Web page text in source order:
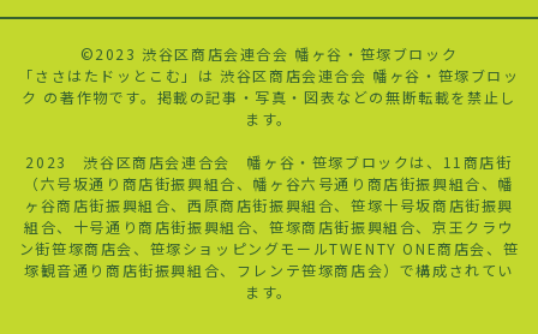
©2023 渋谷区商店会連合会 幡ヶ谷・笹塚ブロック
「ささはたドッとこむ」は 渋谷区商店会連合会 幡ヶ谷・笹塚ブロッ
ク の著作物です。掲載の記事・写真・図表などの無断転載を禁止し
ます。
2023 渋谷区商店会連合会 幡ヶ谷・笹塚ブロックは、11商店街
（六号坂通り商店街振興組合、幡ヶ谷六号通り商店街振興組合、幡
ヶ谷商店街振興組合、西原商店街振興組合、 笹塚十号坂商店街振興
組合、十号通り商店街振興組合、笹塚商店街振興組合、京王クラウ
ン街笹塚商店会、笹塚ショッピングモールTWENTY ONE商店会、笹
塚観音通り商店街振興組合、フレンテ笹塚商店会）で構成されてい
ます。